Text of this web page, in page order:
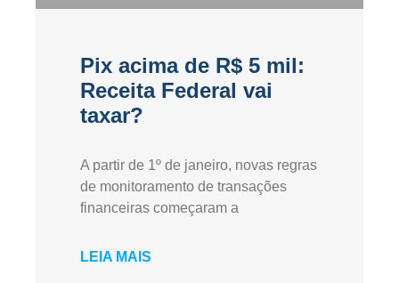
Pix acima de R$ 5 mil:
Receita Federal vai
taxar?
A partir de 1º de janeiro, novas regras
de monitoramento de transações
financeiras começaram a
LEIA MAIS